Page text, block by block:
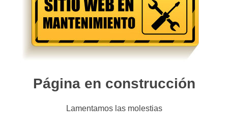
Página en construcción
Lamentamos las molestias